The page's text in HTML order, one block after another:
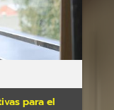
para el